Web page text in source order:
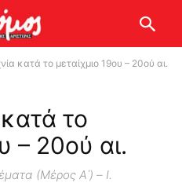
κατά το μεταίχμιο 19ου – 20ού αι.
το
– 20ού αι.
(Μέρος Α΄) – Ι.